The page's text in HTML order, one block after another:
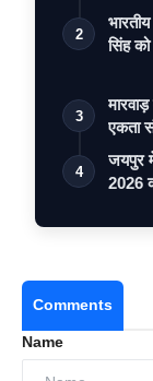
2
सिंह
3
एकता
4
जयपुर
2026
Comments
Name